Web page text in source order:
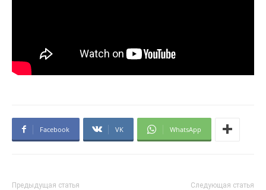
Facebook VK WhatsApp
Предыдущая статья Следующая статья